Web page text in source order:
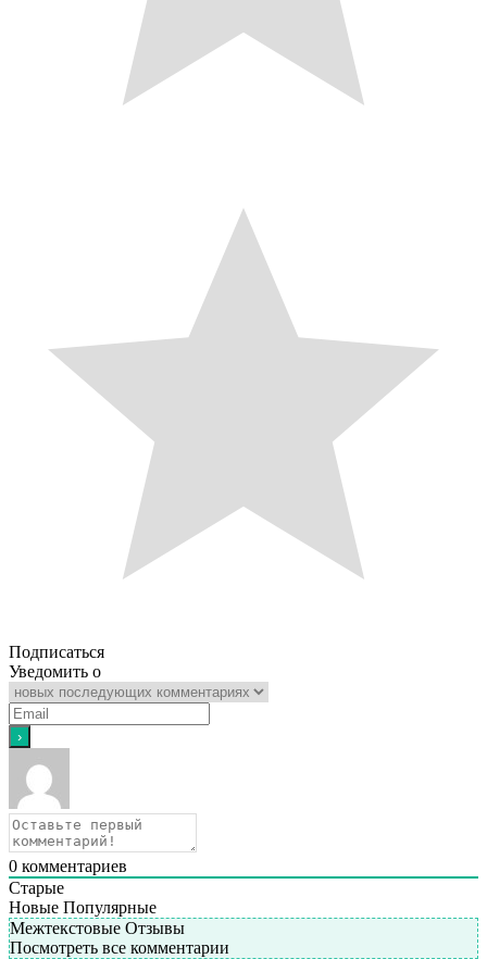
Подписаться
Уведомить о
0 комментариев
Старые
Новые Популярные
Межтекстовые Отзывы
Посмотреть все комментарии